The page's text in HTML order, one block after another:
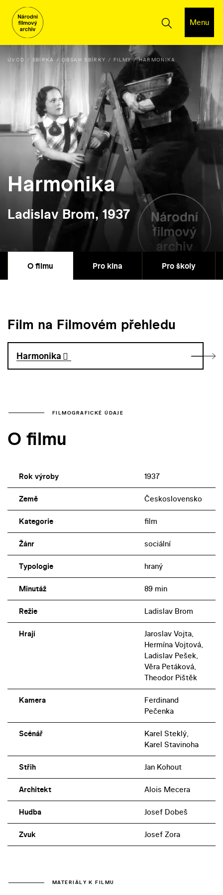
Menu
ÚVOD SBÍRKA OBSAH SBÍRKY FILMY HARMONIKA
Harmonika
Ladislav Brom, 1937
O filmu Pro kina Pro školy
Film na Filmovém přehledu
Harmonika
FILMOGRAFICKÉ ÚDAJE
O filmu
Rok výroby 1937
Země Československo
Kategorie film
Žánr sociální
Typologie hraný
Minutáž 89 min
Režie Ladislav Brom
Hrají
Jaroslav Vojta,
Hermína Vojtová,
Ladislav Pešek,
Věra Petáková,
Theodor Pištěk
Kamera
Ferdinand
Pečenka
Scénář
Karel Steklý,
Karel Stavinoha
Střih Jan Kohout
Architekt Alois Mecera
Hudba Josef Dobeš
Zvuk Josef Zora
MATERIÁLY K FILMU